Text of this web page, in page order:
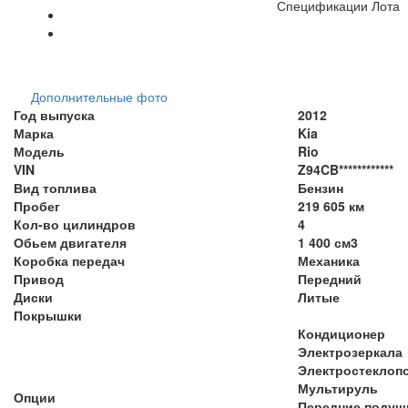
Дополнительные фото
Спецификации Лота
Год выпуска
2012
Марка
Kia
Модель
Rio
VIN
Z94CB************
Вид топлива
Бензин
Пробег
219 605 км
Кол-во цилиндров
4
Обьем двигателя
1 400 см3
Коробка передач
Механика
Привод
Передний
Диски
Литые
Покрышки
Опции
Кондиционер
Электрозеркала
Мультируль